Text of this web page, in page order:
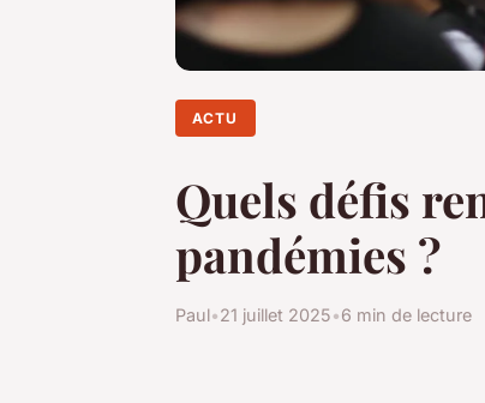
ACTU
Quels défis
pandémies ?
Paul•21 juillet 2025•6 min de lecture